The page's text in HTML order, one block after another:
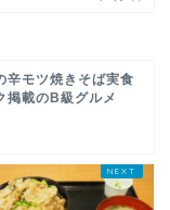
辛モツ焼きそば実食
掲載のB級グルメ